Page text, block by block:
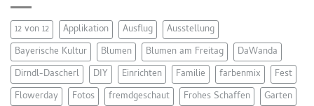
12 von 12 Applikation Ausflug
Ausstellung
Bayerische Kultur
Blumen Blumen am Freitag
DaWanda
Dirndl-Dascherl
DIY Einrichten Familie farbenmix
Fest
Flowerday
Fotos fremdgeschaut Frohes Schaffen
Garten